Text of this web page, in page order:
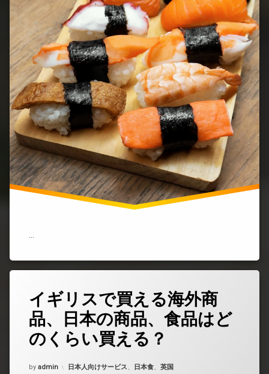
モ
ン、
マ
グ
ロ、
そ
し
て
茹
で
エ
ビ
の
国
の
イギリスで買える海外商
品、日本の商品、食品はど
のくらい買える？
Updated on 2025年3月15日
by admin カテゴリー:
日本人向けサービス、 日本食、 英国
ン
ト
を
ど
ぞ